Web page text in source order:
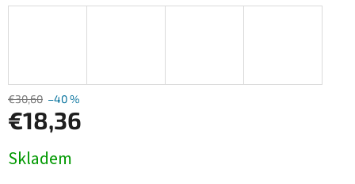
€30,60 –40 %
€18,36
cena:
Skladem